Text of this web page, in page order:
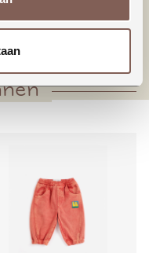
meisjes)